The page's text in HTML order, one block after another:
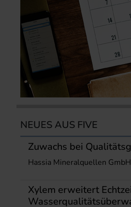
NEUES AUS FIVE
Zuwachs bei
Hassia Mineralquellen GmbH
Xylem erweitert